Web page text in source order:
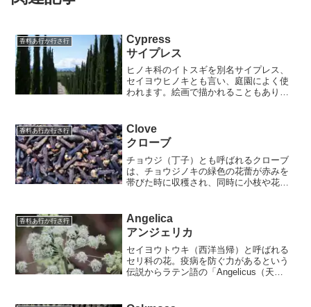
香料あ行か行さ行
Cypress
サイプレス
ヒノキ科のイトスギを別名サイプレス、
セイヨウヒノキとも言い、庭園によく使
われます。絵画で描かれることもあり、
あります。特に男性用の香水に使われ、
男らしい官能性を感じさせ...
香料あ行か行さ行
Clove
クローブ
チョウジ（丁子）とも呼ばれるクローブ
は、チョウジノキの緑色の花蕾が赤みを
帯びた時に収穫され、同時に小枝や花茎
とから中国名（丁子）とつけられていま
す。 クローブの木は、7...
香料あ行か行さ行
Angelica
アンジェリカ
セイヨウトウキ（西洋当帰）と呼ばれる
セリ科の花。疫病を防ぐ力があるという
伝説からラテン語の「Angelicus（天